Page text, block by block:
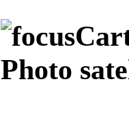
Photo